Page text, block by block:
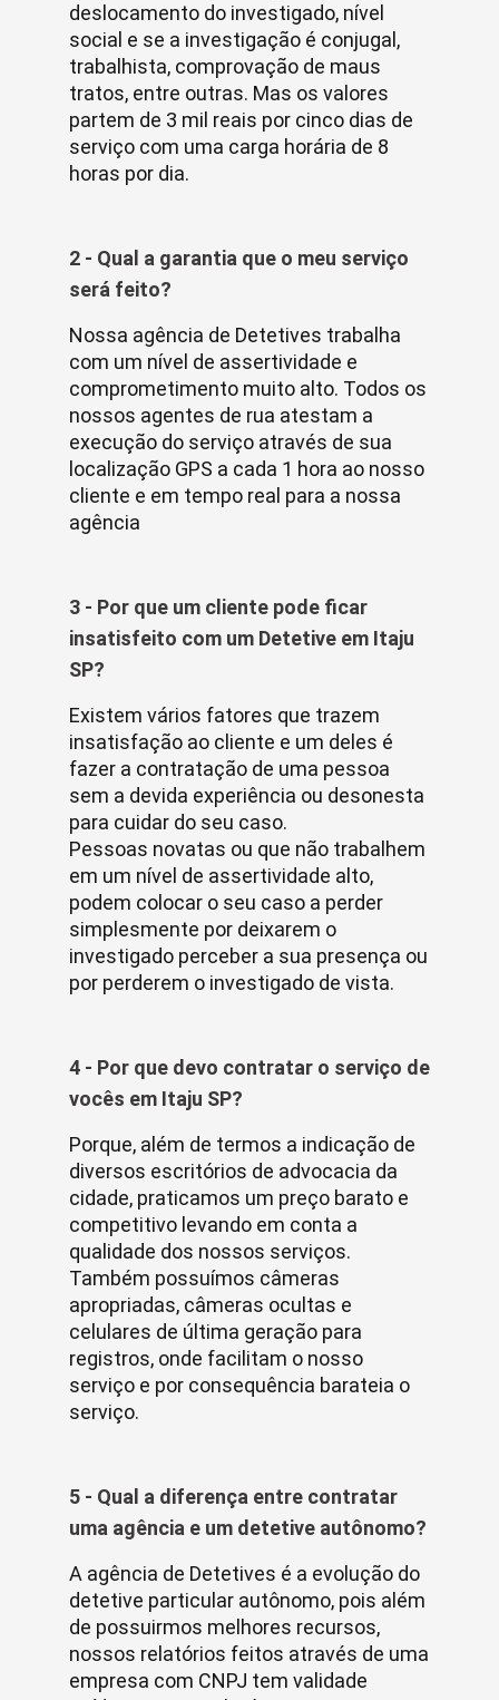
deslocamento do investigado, nível
social e se a investigação é conjugal,
trabalhista, comprovação de maus
tratos, entre outras. Mas os valores
partem de 3 mil reais por cinco dias de
serviço com uma carga horária de 8
horas por dia.
2 - Qual a garantia que o meu serviço
será feito?
Nossa agência de Detetives trabalha
com um nível de assertividade e
comprometimento muito alto. Todos os
nossos agentes de rua atestam a
execução do serviço através de sua
localização GPS a cada 1 hora ao nosso
cliente e em tempo real para a nossa
agência
3 - Por que um cliente pode ficar
insatisfeito com um Detetive em Itaju
SP?
Existem vários fatores que trazem
insatisfação ao cliente e um deles é
fazer a contratação de uma pessoa
sem a devida experiência ou desonesta
para cuidar do seu caso.
Pessoas novatas ou que não trabalhem
em um nível de assertividade alto,
podem colocar o seu caso a perder
simplesmente por deixarem o
investigado perceber a sua presença ou
por perderem o investigado de vista.
4 - Por que devo contratar o serviço de
vocês em Itaju SP?
Porque, além de termos a indicação de
diversos escritórios de advocacia da
cidade, praticamos um preço barato e
competitivo levando em conta a
qualidade dos nossos serviços.
Também possuímos câmeras
apropriadas, câmeras ocultas e
celulares de última geração para
registros, onde facilitam o nosso
serviço e por consequência barateia o
serviço.
5 - Qual a diferença entre contratar
uma agência e um detetive autônomo?
A agência de Detetives é a evolução do
detetive particular autônomo, pois além
de possuirmos melhores recursos,
nossos relatórios feitos através de uma
empresa com CNPJ tem validade